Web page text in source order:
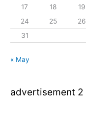
17
18 19
24
25 26
31
« May
advertisement 2